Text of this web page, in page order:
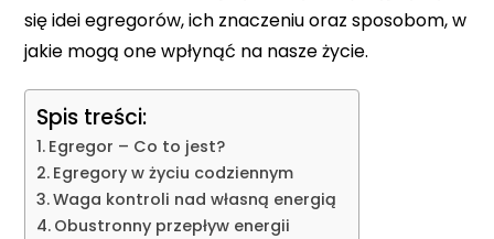
się idei egregorów, ich znaczeniu oraz sposobom, w
jakie mogą one wpłynąć na nasze życie.
Spis treści:
Egregor – Co to jest?
Egregory w życiu codziennym
Waga kontroli nad własną energią
Obustronny przepływ energii